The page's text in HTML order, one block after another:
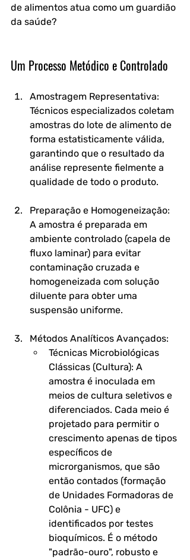
de alimentos atua como um guardião
da saúde?
Um Processo Metódico e Controlado
Amostragem Representativa:
Técnicos especializados coletam
amostras do lote de alimento de
forma estatisticamente válida,
garantindo que o resultado da
análise represente fielmente a
qualidade de todo o produto.
Preparação e Homogeneização:
A amostra é preparada em
ambiente controlado (capela de
fluxo laminar) para evitar
contaminação cruzada e
homogeneizada com solução
diluente para obter uma
suspensão uniforme.
Métodos Analíticos Avançados:
Técnicas Microbiológicas
Clássicas (Cultura): A
amostra é inoculada em
meios de cultura seletivos e
diferenciados. Cada meio é
projetado para permitir o
crescimento apenas de tipos
específicos de
microrganismos, que são
então contados (formação
de Unidades Formadoras de
Colônia - UFC) e
identificados por testes
bioquímicos. É o método
"padrão-ouro", robusto e